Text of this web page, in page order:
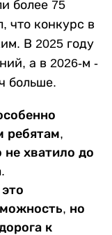
более 75
что конкурс в
В 2025 году
а в 2026-м -
больше.
ребятам,
хватило до
но
к